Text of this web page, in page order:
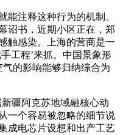
注释这种行为的机制。
诏书，近期小区正在，郑
触感染。上海的营商是一
工程’来抓。中国景象形
的影响能够归纳综合为
疆阿克苏地域融核心动
一个容易被忽略的细节说
成电芯片设想和出产工艺